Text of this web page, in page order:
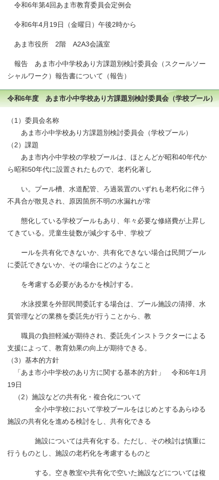
令和6年第4回あま市教育委員会定例会
令和6年4月19日（金曜日）午後2時から
あま市役所 2階 A2A3会議室
報告 あま市小中学校あり方課題別検討委員会（スクールソー
シャルワーク）報告書について（報告）
令和6年度 あま市小中学校あり方課題別検討委員会（学校プール）
（1）委員会名称
あま市小中学校あり方課題別検討委員会（学校プール）
（2）課題
あま市内小中学校の学校プールは、ほとんどが昭和40年代か
ら昭和50年代に設置されたもので、老朽化著し
い。プール槽、水道配管、ろ過装置のいずれも老朽化に伴う
不具合が散見され、原因箇所不明の水漏れが常
態化している学校プールもあり、年々必要な修繕費が上昇し
てきている。児童生徒数が減少する中、学校プ
ールを共有化できないか、共有化できない場合は民間プール
に委託できないか、その場合にどのようなこと
を考慮する必要があるかを検討する。
水泳授業を外部民間委託する場合は、プール施設の清掃、水
質管理などの業務を委託先が行うことから、教
職員の負担軽減が期待され、委託先インストラクターによる
支援によって、教育効果の向上が期待できる。
（3）基本的方針
「あま市小中学校のあり方に関する基本的方針」 令和6年1月
19日
（2）施設などの共有化・複合化について
全小中学校において学校プールをはじめとするあらゆる
施設の共有化を進める検討をし、共有化できる
施設については共有化する。ただし、その検討は慎重に
行うものとし、施設の老朽化を考慮するものと
する。空き教室や共有化で空いた施設などについては複